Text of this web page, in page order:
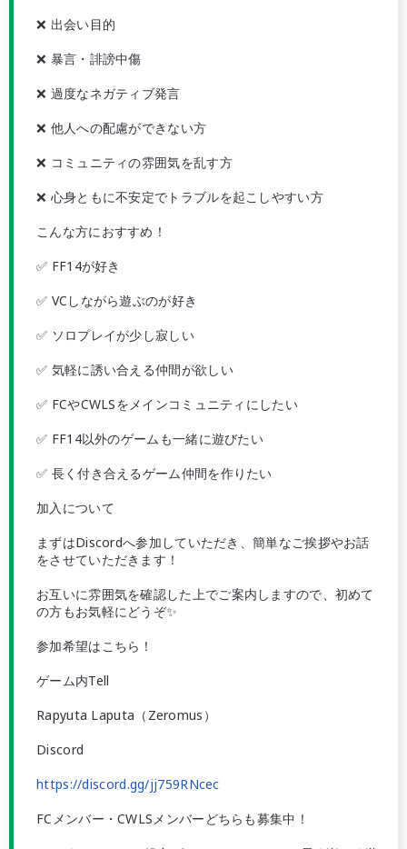
❌ 出会い目的
❌ 暴言・誹謗中傷
❌ 過度なネガティブ発言
❌ 他人への配慮ができない方
❌ コミュニティの雰囲気を乱す方
❌ 心身ともに不安定でトラブルを起こしやすい方
こんな方におすすめ！
✅ FF14が好き
✅ VCしながら遊ぶのが好き
✅ ソロプレイが少し寂しい
✅ 気軽に誘い合える仲間が欲しい
✅ FCやCWLSをメインコミュニティにしたい
✅ FF14以外のゲームも一緒に遊びたい
✅ 長く付き合えるゲーム仲間を作りたい
加入について
まずはDiscordへ参加していただき、簡単なご挨拶やお話
をさせていただきます！
お互いに雰囲気を確認した上でご案内しますので、初めて
の方もお気軽にどうぞ✨
参加希望はこちら！
ゲーム内Tell
Rapyuta Laputa（Zeromus）
Discord
https://discord.gg/jj759RNcec
FCメンバー・CWLSメンバーどちらも募集中！